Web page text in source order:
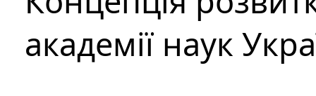
академії наук